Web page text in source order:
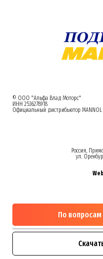
© ООО "Альфа Влад Моторс"
ИНН 2536278918
Официальный дистрибьютор MANNOL
Россия,
ул.
По вопросам